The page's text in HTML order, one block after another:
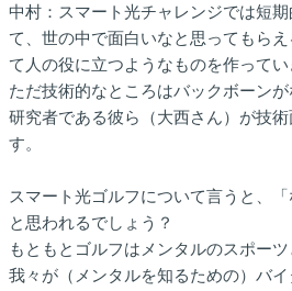
中村：スマート光チャレンジでは短
て、世の中で面白いなと思ってもら
て人の役に立つようなものを作ってい
ただ技術的なところはバックボーン
研究者である彼ら（大西さん）が技
す。
スマート光ゴルフについて言うと、「
と思われるでしょう？
もともとゴルフはメンタルのスポーツ
我々が（メンタルを知るための）バ